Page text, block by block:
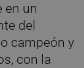
en un
del
campeón y
con la